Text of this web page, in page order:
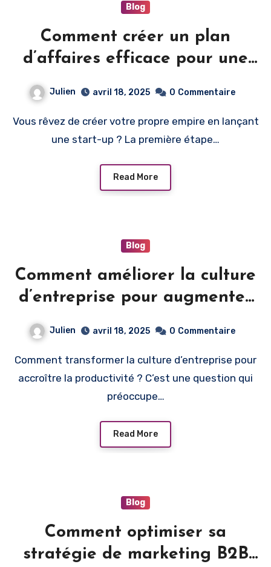
Blog
Comment créer un plan
d’affaires efficace pour une
Julien avril 18, 2025 0 Commentaire
Vous rêvez de créer votre propre empire en lançant
une start-up ? La première étape…
Read More
Blog
Comment améliorer la culture
d’entreprise pour augmenter
Julien avril 18, 2025 0 Commentaire
Comment transformer la culture d’entreprise pour
accroître la productivité ? C’est une question qui
préoccupe…
Read More
Blog
Comment optimiser sa
stratégie de marketing B2B